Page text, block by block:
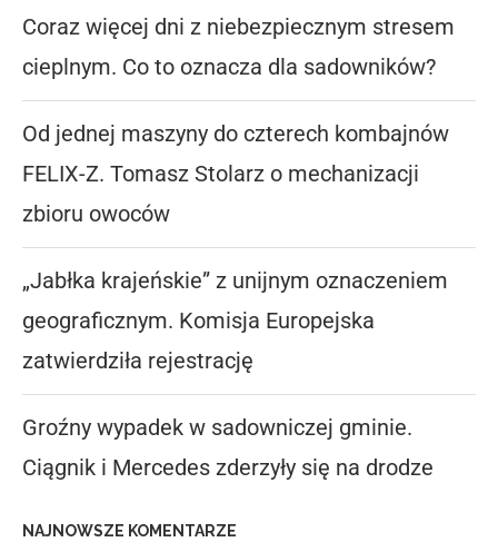
Coraz więcej dni z niebezpiecznym stresem
cieplnym. Co to oznacza dla sadowników?
Od jednej maszyny do czterech kombajnów
FELIX-Z. Tomasz Stolarz o mechanizacji
zbioru owoców
„Jabłka krajeńskie” z unijnym oznaczeniem
geograficznym. Komisja Europejska
zatwierdziła rejestrację
Groźny wypadek w sadowniczej gminie.
Ciągnik i Mercedes zderzyły się na drodze
NAJNOWSZE KOMENTARZE